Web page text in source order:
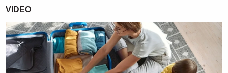
VIDEO